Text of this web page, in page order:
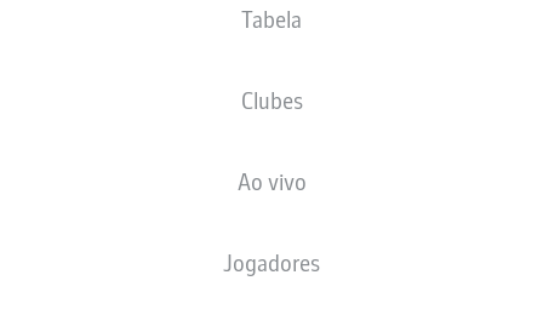
Tabela
Clubes
Ao vivo
Jogadores
ESCALAÇÕES
sex., 26.02.2027 - dom., 28.02.2027